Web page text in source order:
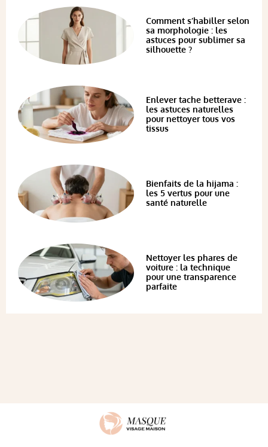
Comment s’habiller selon
sa morphologie : les
astuces pour sublimer sa
silhouette ?
Enlever tache betterave :
les astuces naturelles
pour nettoyer tous vos
tissus
Bienfaits de la hijama :
les 5 vertus pour une
santé naturelle
Nettoyer les phares de
voiture : la technique
pour une transparence
parfaite